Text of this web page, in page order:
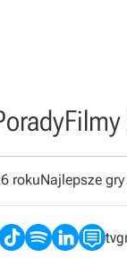
rokuNajlepsze